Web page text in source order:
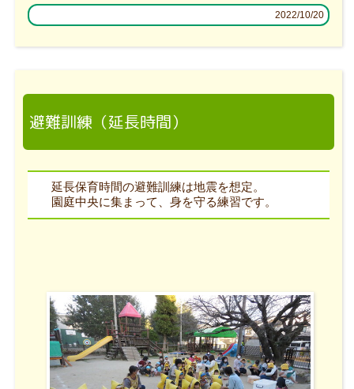
2022/10/20
避難訓練（延長時間）
延長保育時間の避難訓練は地震を想定。
園庭中央に集まって、身を守る練習です。